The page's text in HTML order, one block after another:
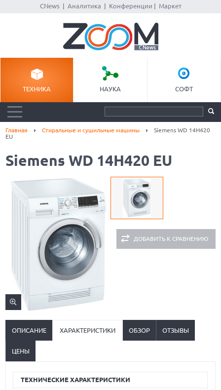
CNews| Аналитика Конференции Маркет
ТЕХНИКА НАУКА СОФТ
Главная Стиральные и сушильные машины
Siemens WD 14H420
EU
Siemens WD 14H420 EU
ДОБАВИТЬ К СРАВНЕНИЮ
ОПИСАНИЕ ХАРАКТЕРИСТИКИ ОБЗОР ОТЗЫВЫ
ЦЕНЫ
ТЕХНИЧЕСКИЕ ХАРАКТЕРИСТИКИ